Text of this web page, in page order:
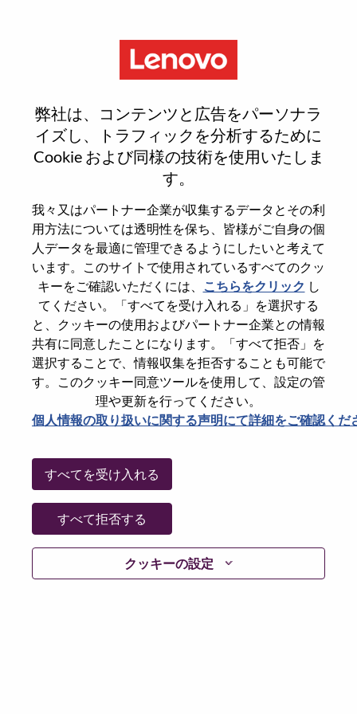
弊社は、コンテンツと広告をパーソナラ
イズし、トラフィックを分析するために
Cookie および同様の技術を使用いたしま
す。
我々又はパートナー企業が収集するデータとその利
用方法については透明性を保ち、皆様がご自身の個
人データを最適に管理できるようにしたいと考えて
います。このサイトで使用されているすべてのクッ
キーをご確認いただくには、
こちらをクリック し
てください。「すべてを受け入れる」を選択する
と、クッキーの使用およびパートナー企業との情報
共有に同意したことになります。「すべて拒否」を
選択することで、情報収集を拒否することも可能で
す。このクッキー同意ツールを使用して、設定の管
理や更新を行ってください。
個人情報の取り扱いに関する声明にて詳細をご確認くだ
クッキーの設定
すべてを受け入れる
すべて拒否する
Reset password
本当にパスワードをリセットします
Enter the email address associated with your
account, then click "Continue".
パスワードをリセットするためにリンクを
emailに送ります
パスワードをリセットください
E-mail*
Go Back
Lenovo.com